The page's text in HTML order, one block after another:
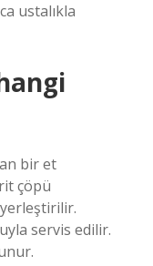
ustalıkla
bir et
çöpü
servis edilir.